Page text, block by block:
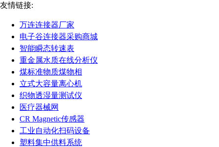
友情链接:
万连连接器厂家
电子谷连接器采购商城
智能瞬态转速表
重金属水质在线分析仪
煤标准物质煤物相
立式大容量离心机
织物透湿量测试仪
医疗器械网
CR Magnetic传感器
工业自动化扫码设备
塑料集中供料系统